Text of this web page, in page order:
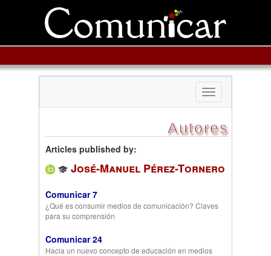
Toggle
navigation
Autores
Articles published by:
José-Manuel Pérez-Tornero
Comunicar 7
¿Qué es consumir medios de comunicación? Claves
para su comprensión
Comunicar 24
Hacia un nuevo concepto de educación en medios